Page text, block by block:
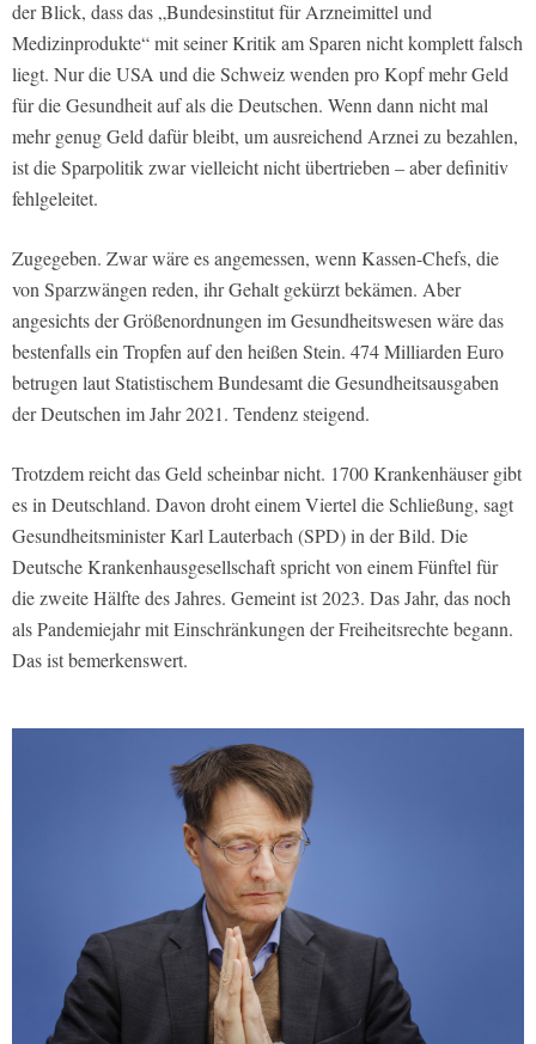
der Blick, dass das „Bundesinstitut für Arzneimittel und
Medizinprodukte“ mit seiner Kritik am Sparen nicht komplett falsch
liegt. Nur die USA und die Schweiz wenden pro Kopf mehr Geld
für die Gesundheit auf als die Deutschen. Wenn dann nicht mal
mehr genug Geld dafür bleibt, um ausreichend Arznei zu bezahlen,
ist die Sparpolitik zwar vielleicht nicht übertrieben – aber definitiv
fehlgeleitet.
Zugegeben. Zwar wäre es angemessen, wenn Kassen-Chefs, die
von Sparzwängen reden, ihr Gehalt gekürzt bekämen. Aber
angesichts der Größenordnungen im Gesundheitswesen wäre das
bestenfalls ein Tropfen auf den heißen Stein. 474 Milliarden Euro
betrugen laut Statistischem Bundesamt die Gesundheitsausgaben
der Deutschen im Jahr 2021. Tendenz steigend.
Trotzdem reicht das Geld scheinbar nicht. 1700 Krankenhäuser gibt
es in Deutschland. Davon droht einem Viertel die Schließung, sagt
Gesundheitsminister Karl Lauterbach (SPD) in der Bild. Die
Deutsche Krankenhausgesellschaft spricht von einem Fünftel für
die zweite Hälfte des Jahres. Gemeint ist 2023. Das Jahr, das noch
als Pandemiejahr mit Einschränkungen der Freiheitsrechte begann.
Das ist bemerkenswert.